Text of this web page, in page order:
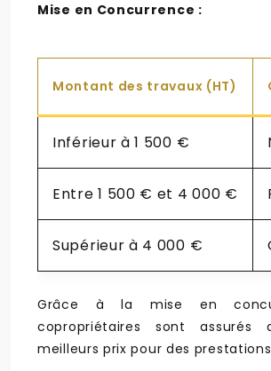
Mise en Concurrence :
Montant des travaux (HT)
Inférieur à 1 500 €
Entre 1 500 € et 4 000 €
Supérieur à 4 000 €
Grâce à la mise en
copropriétaires sont assurés
meilleurs prix pour des